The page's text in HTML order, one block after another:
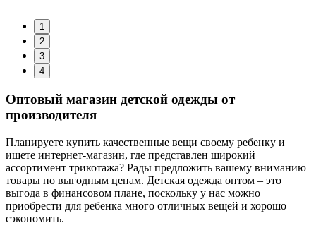
1
2
3
4
Оптовый магазин детской одежды от
производителя
Планируете купить качественные вещи своему ребенку и
ищете интернет-магазин, где представлен широкий
ассортимент трикотажа? Рады предложить вашему вниманию
товары по выгодным ценам. Детская одежда оптом – это
выгода в финансовом плане, поскольку у нас можно
приобрести для ребенка много отличных вещей и хорошо
сэкономить.